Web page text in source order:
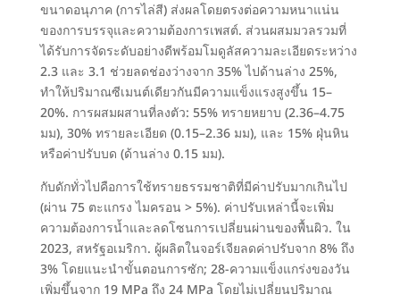
ขนาดอนุภาค (การไล่สี) ส่งผลโดยตรงต่อความหนาแน่น
ของการบรรจุและความต้องการเพสต์. ส่วนผสมมวลรวมที่
ได้รับการจัดระดับอย่างดีพร้อมโมดูลัสความละเอียดระหว่าง
2.3 และ 3.1 ช่วยลดช่องว่างจาก35%ไปด้านล่าง 25%,
ทำให้ปริมาณซีเมนต์เดียวกันมีความแข็งแรงสูงขึ้น 15–
20%. การผสมผสานที่ลงตัว: 55%ทรายหยาบ (2.36–4.75
มม), 30%ทรายละเอียด (0.15–2.36 มม), และ 15% ฝุ่นหิน
หรือค่าปรับบด (ด้านล่าง 0.15 มม).
กับดักทั่วไปคือการใช้ทรายธรรมชาติที่มีค่าปรับมากเกินไป
(ผ่าน 75 ตะแกรง ไมครอน > 5%). ค่าปรับเหล่านี้จะเพิ่ม
ความต้องการน้ำและลดโซนการเปลี่ยนผ่านของพื้นผิว. ใน
2023, สหรัฐอเมริกา. ผู้ผลิตในจอร์เจียลดค่าปรับจาก8% ถึง
3%โดยแนะนำขั้นตอนการซัก; 28-ความแข็งแกร่งของวัน
เพิ่มขึ้นจาก19 MPa ถึง 24 MPa โดยไม่เปลี่ยนปริมาณ